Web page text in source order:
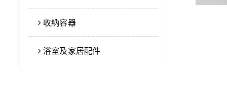
收納容器
浴室及家居配件